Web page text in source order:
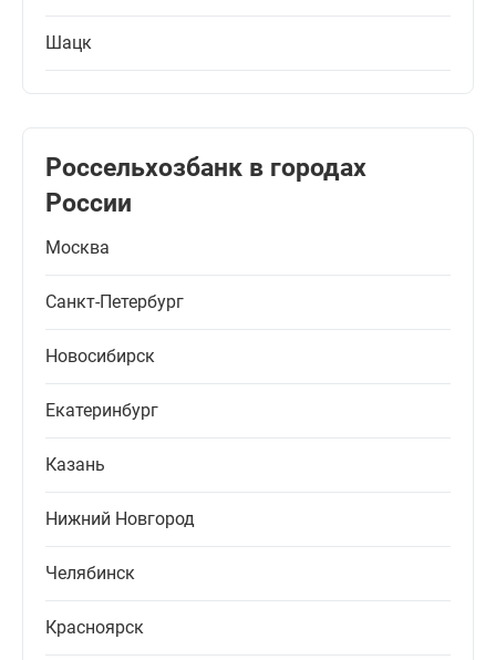
Шацк
Россельхозбанк в городах
России
Москва
Санкт-Петербург
Новосибирск
Екатеринбург
Казань
Нижний Новгород
Челябинск
Красноярск